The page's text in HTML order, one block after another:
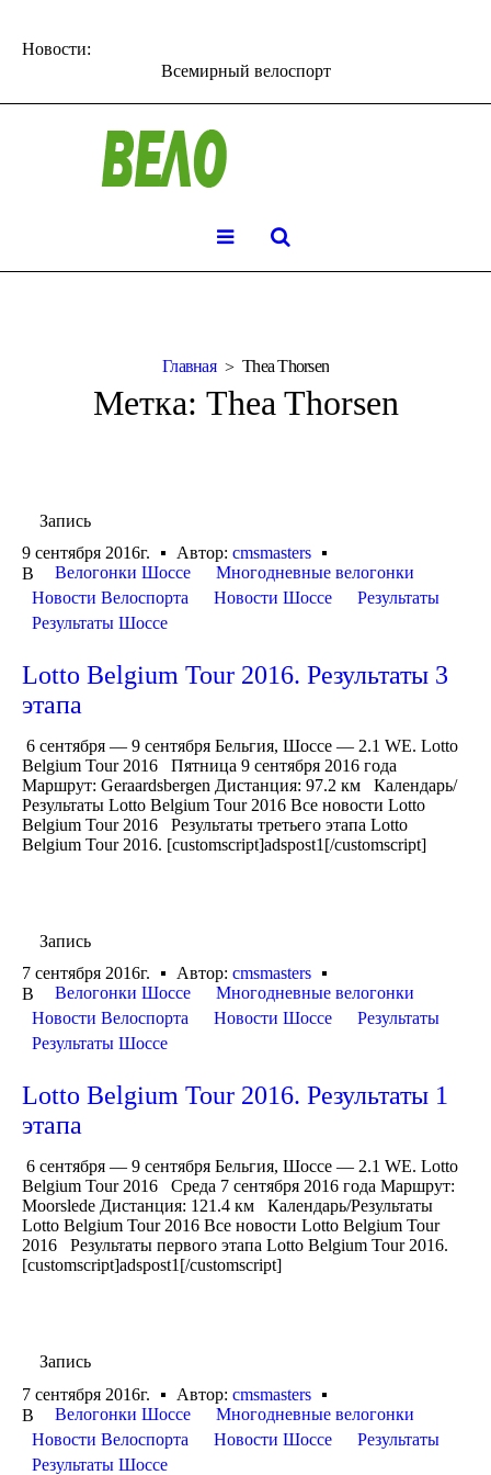
Новости:
Всемирный велоспорт
Главная Thea Thorsen
Метка: Thea Thorsen
Запись
9 сентября 2016г.
Автор: cmsmasters
В
Велогонки Шоссе
Многодневные велогонки
Новости Велоспорта
Новости Шоссе
Результаты
Результаты Шоссе
Lotto Belgium Tour 2016. Результаты 3
этапа
6 сентября — 9 сентября Бельгия, Шоссе — 2.1 WE. Lotto
Belgium Tour 2016 Пятница 9 сентября 2016 года
Маршрут: Geraardsbergen Дистанция: 97.2 км Календарь/
Результаты Lotto Belgium Tour 2016 Все новости Lotto
Belgium Tour 2016 Результаты третьего этапа Lotto
Belgium Tour 2016. [customscript]adspost1[/customscript]
Запись
7 сентября 2016г.
Автор: cmsmasters
В
Велогонки Шоссе
Многодневные велогонки
Новости Велоспорта
Новости Шоссе
Результаты
Результаты Шоссе
Lotto Belgium Tour 2016. Результаты 1
этапа
6 сентября — 9 сентября Бельгия, Шоссе — 2.1 WE. Lotto
Belgium Tour 2016 Среда 7 сентября 2016 года Маршрут:
Moorslede Дистанция: 121.4 км Календарь/Результаты
Lotto Belgium Tour 2016 Все новости Lotto Belgium Tour
2016 Результаты первого этапа Lotto Belgium Tour 2016.
[customscript]adspost1[/customscript]
Запись
7 сентября 2016г.
Автор: cmsmasters
В
Велогонки Шоссе
Многодневные велогонки
Новости Велоспорта
Новости Шоссе
Результаты
Результаты Шоссе